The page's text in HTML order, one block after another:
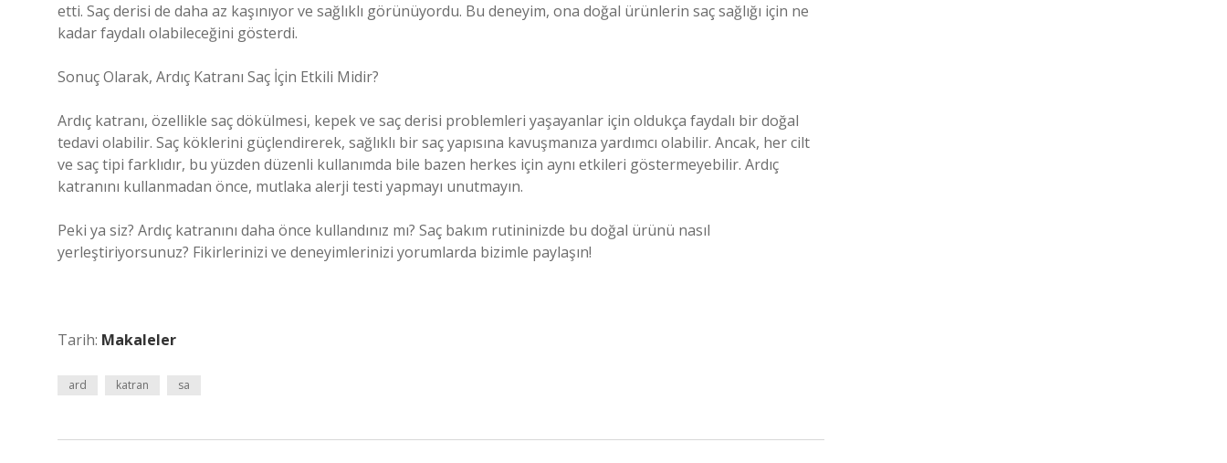
etti. Saç derisi de daha az kaşınıyor ve sağlıklı görünüyordu. Bu deneyim, ona doğal ürünlerin saç sağlığı için ne
kadar faydalı olabileceğini gösterdi.
Sonuç Olarak, Ardıç Katranı Saç İçin Etkili Midir?
Ardıç katranı, özellikle saç dökülmesi, kepek ve saç derisi problemleri yaşayanlar için oldukça faydalı bir doğal
tedavi olabilir. Saç köklerini güçlendirerek, sağlıklı bir saç yapısına kavuşmanıza yardımcı olabilir. Ancak, her cilt
ve saç tipi farklıdır, bu yüzden düzenli kullanımda bile bazen herkes için aynı etkileri göstermeyebilir. Ardıç
katranını kullanmadan önce, mutlaka alerji testi yapmayı unutmayın.
Peki ya siz? Ardıç katranını daha önce kullandınız mı? Saç bakım rutininizde bu doğal ürünü nasıl
yerleştiriyorsunuz? Fikirlerinizi ve deneyimlerinizi yorumlarda bizimle paylaşın!
Tarih: Makaleler
ard katran sa